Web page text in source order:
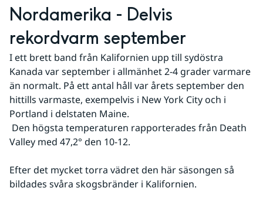
Nordamerika - Delvis
rekordvarm september
I ett brett band från Kalifornien upp till sydöstra
Kanada var september i allmänhet 2-4 grader varmare
än normalt. På ett antal håll var årets september den
hittills varmaste, exempelvis i New York City och i
Portland i delstaten Maine.
Valley med 47,2° den 10-12.
Efter det mycket torra vädret den här säsongen så
bildades svåra skogsbränder i Kalifornien.